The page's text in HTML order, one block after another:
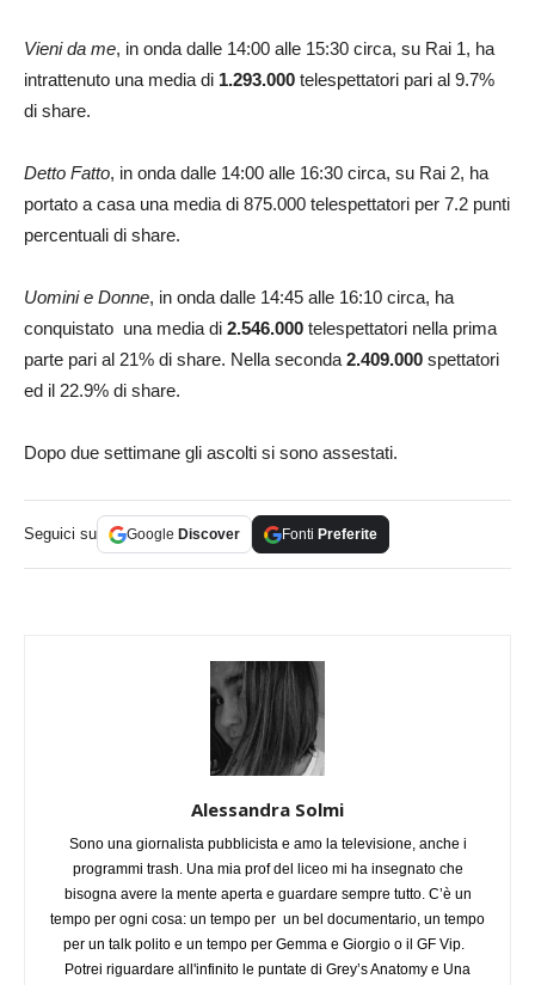
Vieni da me, in onda dalle 14:00 alle 15:30 circa, su Rai 1, ha
intrattenuto una media di 1.293.000 telespettatori pari al 9.7%
di share.
Detto Fatto, in onda dalle 14:00 alle 16:30 circa, su Rai 2, ha
portato a casa una media di 875.000 telespettatori per 7.2 punti
percentuali di share.
Uomini e Donne, in onda dalle 14:45 alle 16:10 circa, ha
conquistato una media di 2.546.000 telespettatori nella prima
parte pari al 21% di share. Nella seconda 2.409.000 spettatori
ed il 22.9% di share.
Dopo due settimane gli ascolti si sono assestati.
Seguici su Google Discover Fonti Preferite
Alessandra Solmi
Sono una giornalista pubblicista e amo la televisione, anche i
programmi trash. Una mia prof del liceo mi ha insegnato che
bisogna avere la mente aperta e guardare sempre tutto. C’è un
tempo per ogni cosa: un tempo per un bel documentario, un tempo
per un talk polito e un tempo per Gemma e Giorgio o il GF Vip.
Potrei riguardare all'infinito le puntate di Grey’s Anatomy e Una